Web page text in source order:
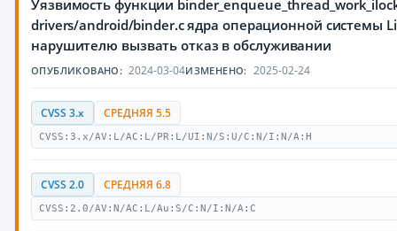
Уязвимость функции
drivers/android/binder.c ядра операционной системы
нарушителю вызвать отказ в обслуживании
ОПУБЛИКОВАНО: 2024-03-04ИЗМЕНЕНО: 2025-02-24
CVSS 3.x СРЕДНЯЯ 5.5
CVSS:3.x/AV:L/AC:L/PR:L/UI:N/S:U/C:N/I:N/A:H
CVSS 2.0 СРЕДНЯЯ 6.8
CVSS:2.0/AV:N/AC:L/Au:S/C:N/I:N/A:C